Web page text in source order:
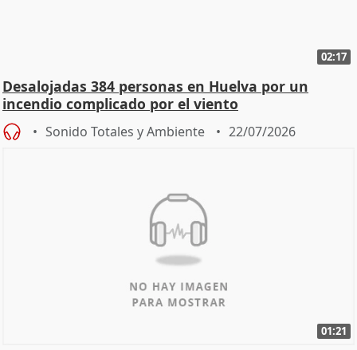
02:17
Desalojadas 384 personas en Huelva por un
incendio complicado por el viento
Sonido Totales y Ambiente 22/07/2026
01:21